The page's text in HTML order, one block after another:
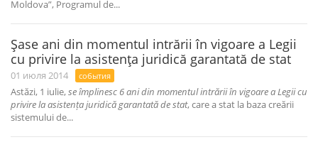
Moldova”, Programul de...
Şase ani din momentul intrării în vigoare a Legii
cu privire la asistenţa juridică garantată de stat
01 июля 2014 события
Astăzi, 1 iulie,se împlinesc 6 ani din momentul intrării în vigoare a Legii cu
privire la asistența juridică garantată de stat, care a stat la baza creării
sistemului de...